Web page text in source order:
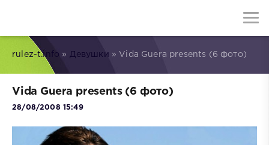
rulez-t.info » Девушки » Vida Guera presents (6 фото)
Vida Guera presents (6 фото)
28/08/2008 15:49